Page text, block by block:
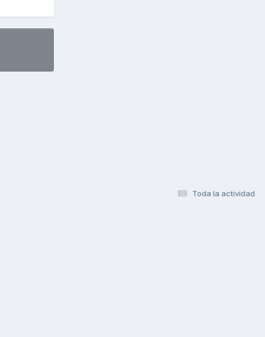
Toda la actividad